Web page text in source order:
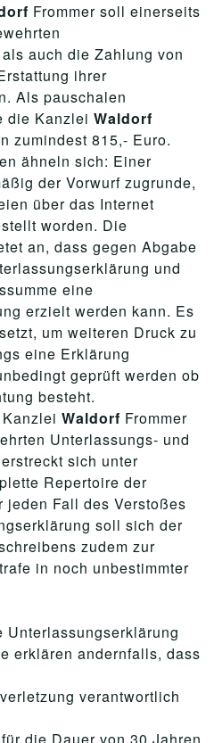
Frommer soll einerseits
auch die Zahlung von
ihrer
Als pauschalen
die Kanzlei Waldorf
zumindest 815,- Euro.
ähneln sich: Einer
der Vorwurf zugrunde,
über das Internet
worden. Die
an, dass gegen Abgabe
und
eine
erzielt werden kann. Es
um weiteren Druck zu
eine Erklärung
geprüft werden ob
besteht.
Waldorf Frommer
Unterlassungs- und
sich unter
Repertoire der
jeden Fall des Verstoßes
soll sich der
zudem zur
in noch unbestimmter
erklären andernfalls, dass
verantwortlich